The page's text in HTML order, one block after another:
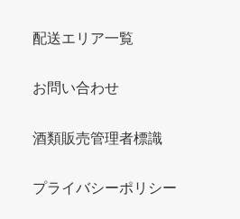
配送エリア一覧
お問い合わせ
酒類販売管理者標識
プライバシーポリシー